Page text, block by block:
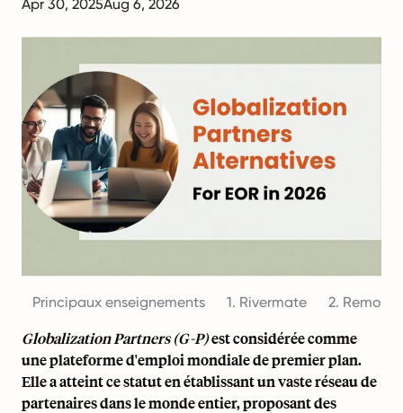
Apr 30, 2025Aug 6, 2026
Principaux enseignements 1. Rivermate 2.
Globalization Partners (G-P)est considérée comme
une plateforme d'emploi mondiale de premier plan.
Elle a atteint ce statut en établissant un vaste réseau de
partenaires dans le monde entier, proposant des